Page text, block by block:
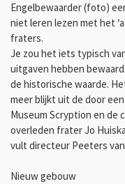
Engelbewaarder (foto)
niet leren lezen met het
fraters.
Je zou het iets typisch
uitgaven hebben
de historische waarde.
meer blijkt uit de door
Museum Scryption en de
overleden frater Jo
vult directeur Peeters
Nieuw gebouw